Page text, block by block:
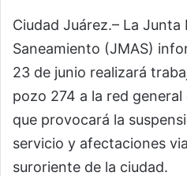
Ciudad Juárez.– La
Saneamiento (JMAS)
23 de junio realizará
pozo 274 a la red
que provocará la
servicio y afectaciones
suroriente de la ciudad.